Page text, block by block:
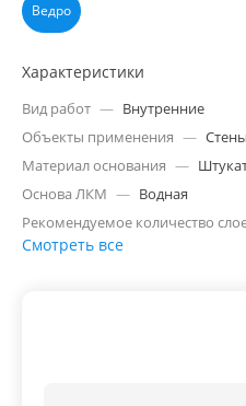
Ведро
Характеристики
Вид работ — Внутренние
Объекты применения — Стены
Материал основания —
Основа ЛКМ — Водная
Рекомендуемое количество
Смотреть все